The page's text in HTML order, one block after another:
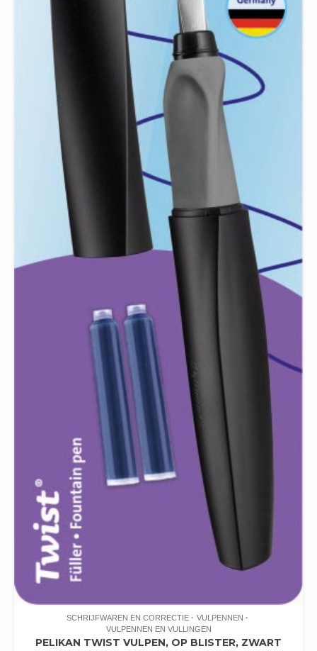
SCHRIJFWAREN EN CORRECTIE
VULPENNEN
VULPENNEN EN VULLINGEN
PELIKAN TWIST VULPEN, OP BLISTER, ZWART